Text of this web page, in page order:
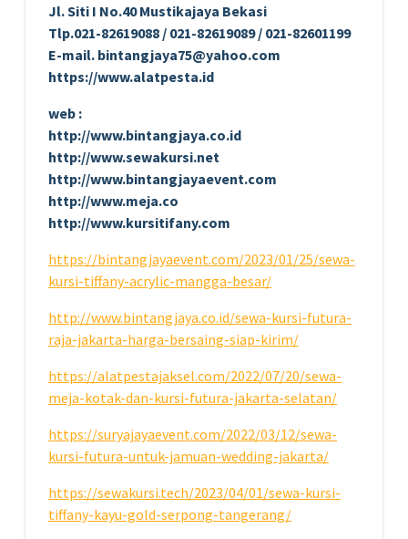
Jl. Siti I No.40 Mustikajaya Bekasi
Tlp.021-82619088 / 021-82619089 / 021-82601199
E-mail. bintangjaya75@yahoo.com
https://www.alatpesta.id
web :
http://www.bintangjaya.co.id
http://www.sewakursi.net
http://www.bintangjayaevent.com
http://www.meja.co
http://www.kursitifany.com
https://bintangjayaevent.com/2023/01/25/sewa-
kursi-tiffany-acrylic-mangga-besar/
http://www.bintangjaya.co.id/sewa-kursi-futura-
raja-jakarta-harga-bersaing-siap-kirim/
https://alatpestajaksel.com/2022/07/20/sewa-
meja-kotak-dan-kursi-futura-jakarta-selatan/
https://suryajayaevent.com/2022/03/12/sewa-
kursi-futura-untuk-jamuan-wedding-jakarta/
https://sewakursi.tech/2023/04/01/sewa-kursi-
tiffany-kayu-gold-serpong-tangerang/